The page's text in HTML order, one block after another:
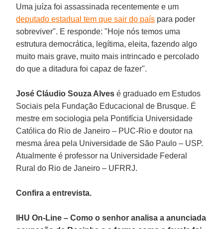
Uma juíza foi assassinada recentemente e um
deputado estadual tem que sair do país para poder
sobreviver". E responde: "Hoje nós temos uma
estrutura democrática, legítima, eleita, fazendo algo
muito mais grave, muito mais intrincado e percolado
do que a ditadura foi capaz de fazer".
José Cláudio Souza Alves é graduado em Estudos
Sociais pela Fundação Educacional de Brusque. É
mestre em sociologia pela Pontifícia Universidade
Católica do Rio de Janeiro – PUC-Rio e doutor na
mesma área pela Universidade de São Paulo – USP.
Atualmente é professor na Universidade Federal
Rural do Rio de Janeiro – UFRRJ.
Confira a entrevista.
IHU On-Line – Como o senhor analisa a anunciada